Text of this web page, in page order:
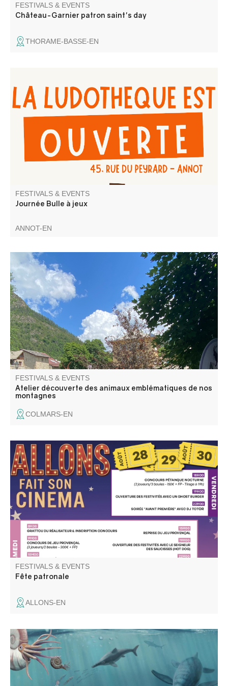
FESTIVALS & EVENTS
Château-Garnier patron saint's day
THORAME-BASSE-EN
Venez jouer et/ou emprunter des jeux, au local de la
Ludothèque Bulles à jeux
FESTIVALS & EVENTS
Journée Bulle à jeux
ANNOT-EN
Animation proposée par le Parc national du Mercantour
avec Marc Aynié, accompagnateur en montagne. Sans
inscription, restez le temps que vous voulez ! Repli en
intérieur selon météo.
FESTIVALS & EVENTS
Atelier découverte des animaux emblématiques de nos
montagnes
COLMARS-EN
Lumière, caméra, action ! Cette année, Allons fait son
cinéma et brillera sous les projecteurs de la vallée du
Verdon.
FESTIVALS & EVENTS
Fête patronale
ALLONS-EN
Géologie et patrimoine naturel, partez à la découverte du
plésiosaure, grand reptile marin disparu il y a 66 millions
d'années